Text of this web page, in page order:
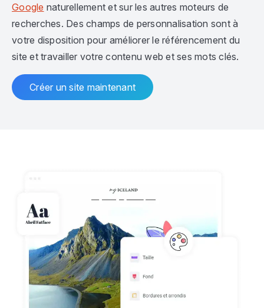
Google naturellement et sur les autres moteurs de
recherches. Des champs de personnalisation sont à
votre disposition pour améliorer le référencement du
site et travailler votre contenu web et ses mots clés.
Créer un site maintenant